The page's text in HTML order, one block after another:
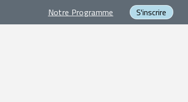
Notre Programme S'inscrire